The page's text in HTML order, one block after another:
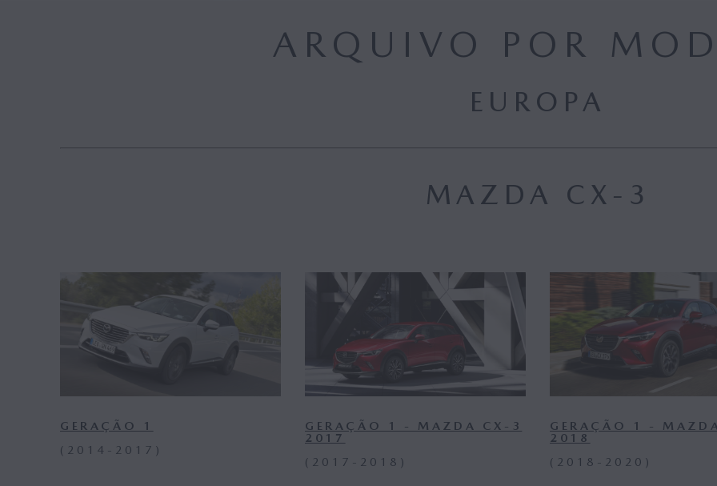
ARQUIVO POR
EUROPA
MAZDA CX-3
GERAÇÃO 1
(2014-2017)
GERAÇÃO 1 - MAZDA CX-3
2017
(2017-2018)
GERAÇÃO 1 -
2018
(2018-2020)